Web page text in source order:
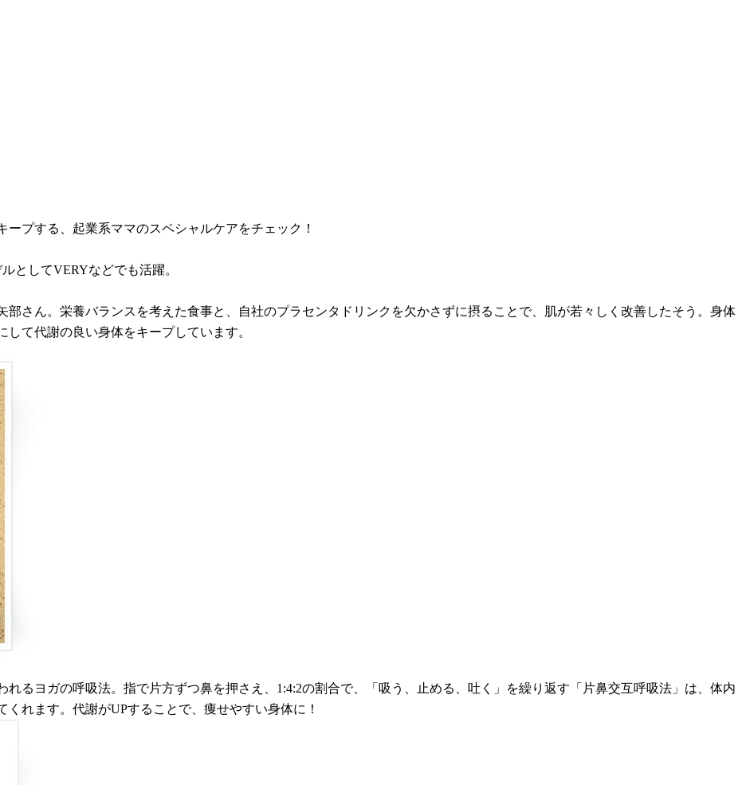
プする、起業系ママのスペシャルケアをチェック！
としてVERYなどでも活躍。
さん。栄養バランスを考えた食事と、自社のプラセンタドリンクを欠かさずに摂ることで、肌が若々しく改善したそう。身体
て代謝の良い身体をキープしています。
るヨガの呼吸法。指で片方ずつ鼻を押さえ、1:4:2の割合で、「吸う、止める、吐く」を繰り返す「片鼻交互呼吸法」は、体内
れます。代謝がUPすることで、痩せやすい身体に！